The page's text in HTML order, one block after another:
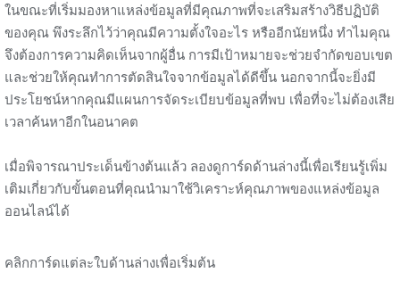
ในขณะที่เริ่มมองหาแหล่งข้อมูลที่มีคุณภาพที่จะเสริมสร้างวิธีปฏิบัติ
ของคุณ พึงระลึกไว้ว่าคุณมีความตั้งใจอะไร หรืออีกนัยหนึ่ง ทำไมคุณ
จึงต้องการความคิดเห็นจากผู้อื่น การมีเป้าหมายจะช่วยจำกัดขอบเขต
และช่วยให้คุณทำการตัดสินใจจากข้อมูลได้ดีขึ้น นอกจากนี้จะยิ่งมี
ประโยชน์หากคุณมีแผนการจัดระเบียบข้อมูลที่พบ เพื่อที่จะไม่ต้องเสีย
เวลาค้นหาอีกในอนาคต
เมื่อพิจารณาประเด็นข้างต้นแล้ว ลองดูการ์ดด้านล่างนี้เพื่อเรียนรู้เพิ่ม
เติมเกี่ยวกับขั้นตอนที่คุณนำมาใช้วิเคราะห์คุณภาพของแหล่งข้อมูล
ออนไลน์ได้
คลิกการ์ดแต่ละใบด้านล่างเพื่อเริ่มต้น